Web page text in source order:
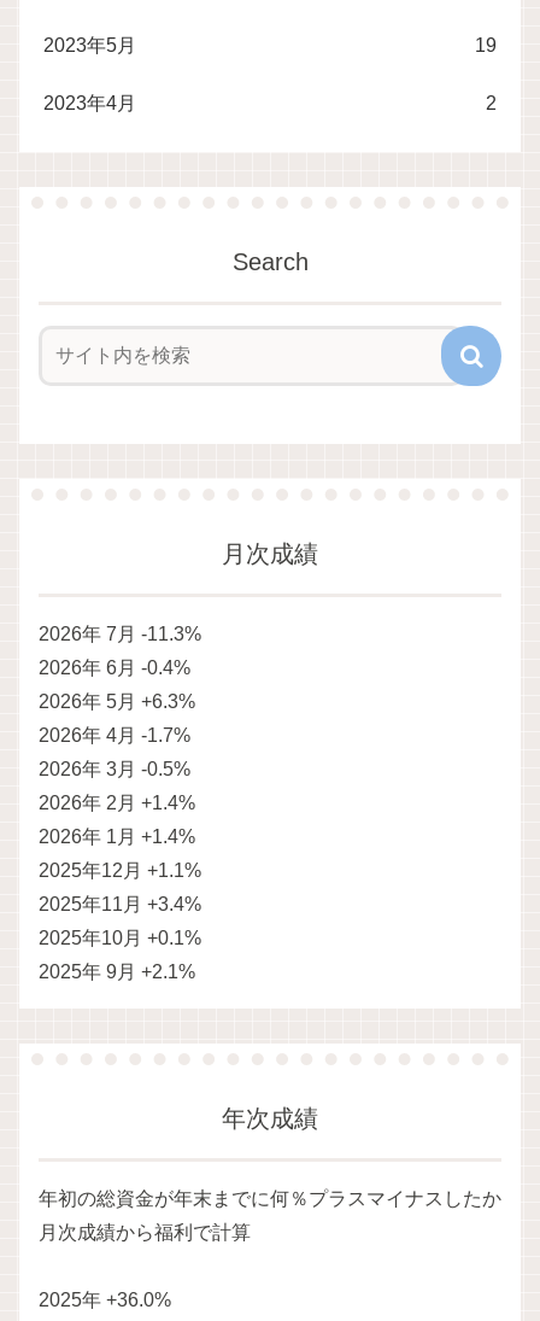
2023年5月 19
2023年4月 2
Search
月次成績
2026年 7月 -11.3%
2026年 6月 -0.4%
2026年 5月 +6.3%
2026年 4月 -1.7%
2026年 3月 -0.5%
2026年 2月 +1.4%
2026年 1月 +1.4%
2025年12月 +1.1%
2025年11月 +3.4%
2025年10月 +0.1%
2025年 9月 +2.1%
年次成績
年初の総資金が年末までに何％プラスマイナスしたか
月次成績から福利で計算
2025年 +36.0%